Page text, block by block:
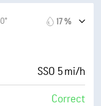
100 %
10 mi
17 %
SSO 5 mi/h
Correct